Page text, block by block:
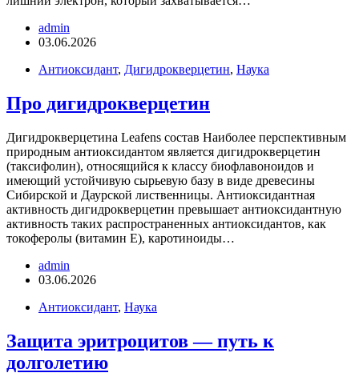
admin
03.06.2026
Антиоксидант, Дигидрокверцетин, Наука
Про дигидрокверцетин
Дигидрокверцетина Leafens состав Наиболее перспективным
природным антиоксидантом является дигидрокверцетин
(таксифолин), относящийся к классу биофлавоноидов и
имеющий устойчивую сырьевую базу в виде древесины
Сибирской и Даурской лиственницы. Антиоксидантная
активность дигидрокверцетин превышает антиоксидантную
активность таких распространенных антиоксидантов, как
токоферолы (витамин Е), каротиноиды…
admin
03.06.2026
Антиоксидант, Наука
Защита эритроцитов — путь к
долголетию